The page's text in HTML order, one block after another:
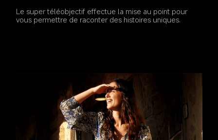
Le super téléobjectif effectue la mise au point pour
vous permettre de raconter des histoires uniques.